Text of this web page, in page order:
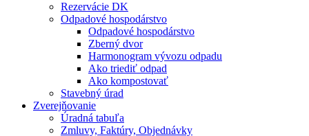
Rezervácie DK
Odpadové hospodárstvo
Odpadové hospodárstvo
Zberný dvor
Harmonogram vývozu odpadu
Ako triediť odpad
Ako kompostovať
Stavebný úrad
Zverejňovanie
Úradná tabuľa
Zmluvy, Faktúry, Objednávky